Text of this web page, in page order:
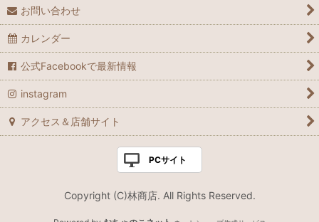
お問い合わせ
カレンダー
公式Facebookで最新情報
instagram
アクセス＆店舗サイト
PCサイト
Copyright (C)林商店. All Rights Reserved.